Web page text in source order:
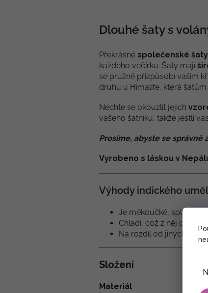
Dlouhé šaty s
Překrásné společenské šaty
každého večírku. Šaty mají
se pružně přizpůsobí vašim
druhu u Himalife, která
Nechte se okouzlit jejich
vašeho šatníku, takže jestli
Prosíme, abyste se správně
Vyrobeno s láskou v
Výhody indického
Je měkoučké, splývavé,
Chladí, což z něj dělá
Na rozdíl od jiných
Složení
Materiál